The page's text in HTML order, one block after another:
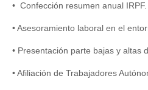
• Confección resumen anual IRPF.
• Asesoramiento laboral en el
• Presentación parte bajas y
• Afiliación de Trabajadores